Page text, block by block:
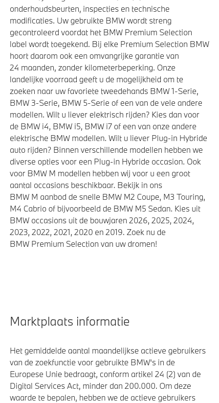
onderhoudsbeurten, inspecties en technische
modificaties. Uw gebruikte BMW wordt streng
gecontroleerd voordat het BMW Premium Selection
label wordt toegekend. Bij elke Premium Selection BMW
hoort daarom ook een omvangrijke garantie van
24 maanden, zonder kilometerbeperking. Onze
landelijke voorraad geeft u de mogelijkheid om te
zoeken naar uw favoriete tweedehands BMW 1-Serie,
BMW 3-Serie, BMW 5-Serie of een van de vele andere
modellen. Wilt u liever elektrisch rijden? Kies dan voor
de BMW i4, BMW i5, BMW i7 of een van onze andere
elektrische BMW modellen. Wilt u liever Plug-in Hybride
auto rijden? Binnen verschillende modellen hebben we
diverse opties voor een Plug-in Hybride occasion. Ook
voor BMW M modellen hebben wij voor u een groot
aantal occasions beschikbaar. Bekijk in ons
BMW M aanbod de snelle BMW M2 Coupe, M3 Touring,
M4 Cabrio of bijvoorbeeld de BMW M5 Sedan. Kies uit
BMW occasions uit de bouwjaren 2026, 2025, 2024,
2023, 2022, 2021, 2020 en 2019. Zoek nu de
BMW Premium Selection van uw dromen!
Marktplaats informatie
Het gemiddelde aantal maandelijkse actieve gebruikers
van de zoekfunctie voor gebruikte BMW's in de
Europese Unie bedraagt, conform artikel 24 (2) van de
Digital Services Act, minder dan 200.000. Om deze
waarde te bepalen, hebben we de actieve gebruikers